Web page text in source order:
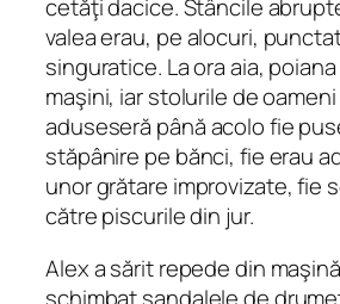
cetăţi dacice. Stâncile
valea erau, pe alocuri,
singuratice. La ora aia,
maşini, iar stolurile de
aduseseră până acolo fie
stăpânire pe bănci, fie erau
unor grătare improvizate, fie
către piscurile din jur.
Alex a sărit repede din